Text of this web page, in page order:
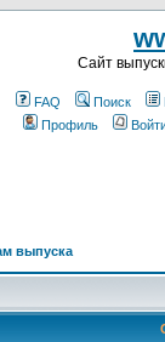
Cайт
FAQ Поиск
Профиль
выпуска